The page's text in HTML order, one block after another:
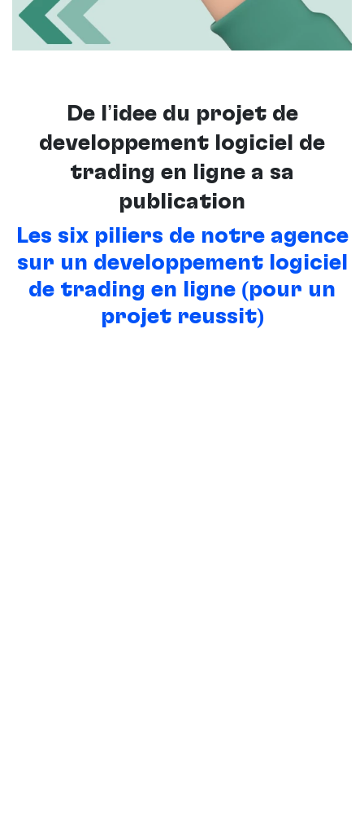
De l’idée du projet de
développement logiciel de
trading en ligne à sa
publication
Les six piliers de notre agence
sur un développement logiciel
de trading en ligne (pour un
projet réussit)